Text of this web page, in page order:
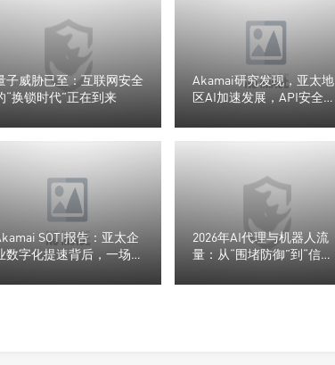
子威胁已至：互联网安全
“换锁时代”正在到来
Akamai研究发现，亚太地
区AI加速发展，API安全鸿
SOTI报告：亚太企
数字化提速背后，一场无
2026年AI代理与机器人流
量：从“围堵防御”到“信任